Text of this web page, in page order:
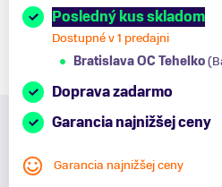
Posledný kus skladom
Dostupné v 1 predajni
Bratislava OC Tehelko
Doprava zadarmo
Garancia najnižšej ceny
Garancia najnižšej ceny